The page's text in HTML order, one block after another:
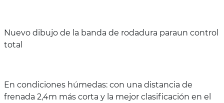
Nuevo dibujo de la banda de rodadura paraun control
total
En condiciones húmedas: con una distancia de
frenada 2,4m más corta y la mejor clasificación en el